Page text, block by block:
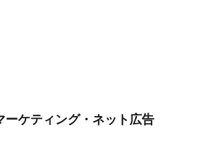
ーケティング・ネット広告